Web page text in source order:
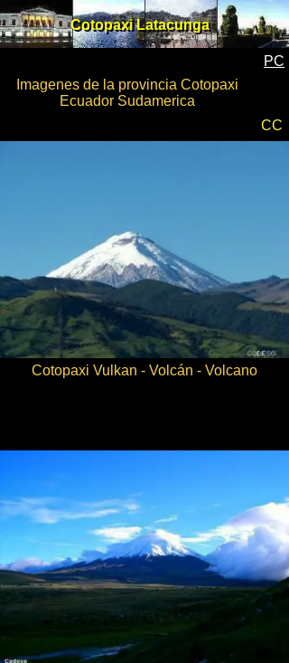
Imagenes de la provincia Cotopaxi
Ecuador Sudamerica
PC
Cotopaxi Vulkan - Volcán - Volcano
Cotopaxi Latacunga
Cotopaxi Latacunga
CC